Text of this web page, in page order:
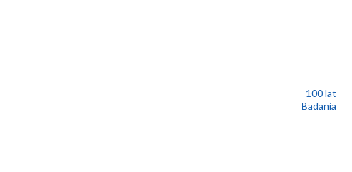
100 lat
Badania